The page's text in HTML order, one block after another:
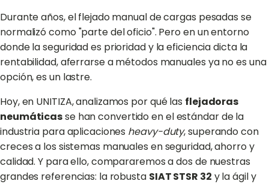
Durante años, el flejado manual de cargas pesadas se
normalizó como "parte del oficio". Pero en un entorno
donde la seguridad es prioridad y la eficiencia dicta la
rentabilidad, aferrarse a métodos manuales ya no es una
opción, es un lastre.
Hoy, en UNITIZA, analizamos por qué las flejadoras
neumáticasse han convertido en el estándar de la
industria para aplicaciones heavy-duty, superando con
creces a los sistemas manuales en seguridad, ahorro y
calidad. Y para ello, compararemos a dos de nuestras
grandes referencias: la robusta SIAT STSR 32 y la ágil y